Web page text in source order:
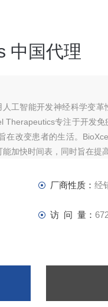
中国代理
工智能开发神经科学变
Therapeutics专注于开发免
在改变患者的生活。
加快时间表，同时旨在提
厂商性质： 经
访 问 量：